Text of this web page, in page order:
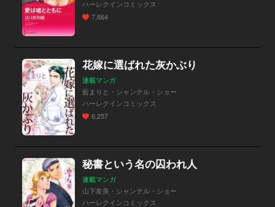
ハーレクインコミックス
7,664
花嫁に選ばれた灰かぶり
連載マンガ
藍まりと・シャンテル・ショー
ハーレクインコミックス
6,257
秘書という名の囚われ人
連載マンガ
山下友美・シャンテル・ショー
ハーレクインコミックス